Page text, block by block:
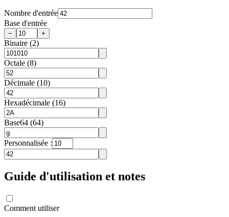
Nombre d'entrée
Base d'entrée
− +
Binaire (2)
Octale (8)
Décimale (10)
Hexadécimale (16)
Base64 (64)
Personnalisée :
Guide d'utilisation et notes
Comment utiliser